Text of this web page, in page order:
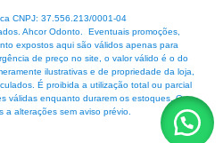
CNPJ: 37.556.213/0001-04
Ahcor Odonto. Eventuais promoções,
expostos aqui são válidos apenas para
de preço no site, o valor válido é o do
ilustrativas e de propriedade da loja,
É proibida a utilização total ou parcial
válidas enquanto durarem os estoques. Os
a alterações sem aviso prévio.